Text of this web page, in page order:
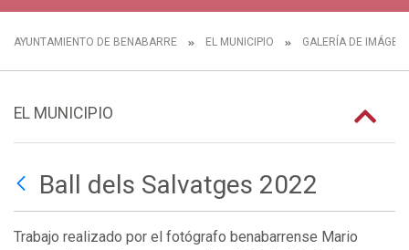
AYUNTAMIENTO DE BENABARRE EL MUNICIPIO GALERÍA DE
EL MUNICIPIO
Ball dels Salvatges 2022
Trabajo realizado por el fotógrafo benabarrense Mario